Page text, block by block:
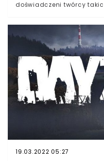
doświadczeni twórcy
projektowaniu
pierwszą grę, jednak póki
szczegółowych
to survival shooter. Może
część ekipy ma
Kolejnych informacji
niedługo.
19.03.2022 05:27